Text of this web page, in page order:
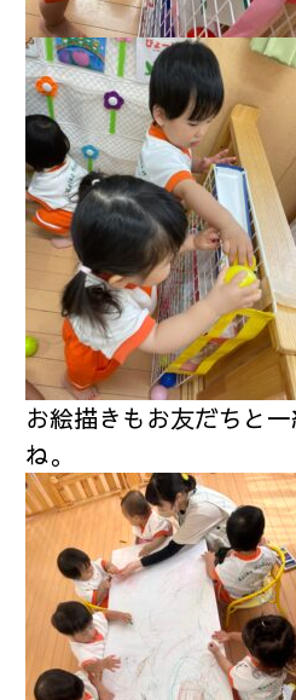
お絵描きもお友だちと
ね。